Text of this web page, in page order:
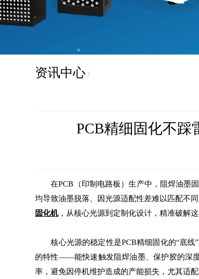
资讯中心 /
PCB精细固化不
在PCB（印制电路板）生产中，阻焊油墨固
均导致油墨脱落、因光源适配性差难以匹配不
固化机，从核心光源到定制化设计，精准破解这
核心光源的稳定性是PCB精细固化的“底线”
的特性——能快速触发阻焊油墨、保护胶的深
率，避免因停机维护造成的产能损失，尤其适